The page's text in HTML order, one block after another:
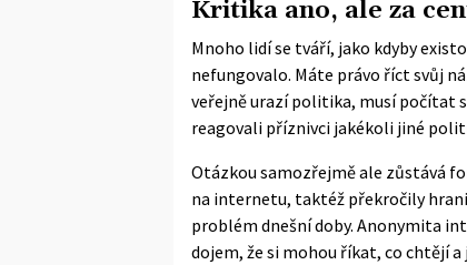
Kritika ano, ale za
Mnoho lidí se tváří, jako kdyby
nefungovalo. Máte právo říct svůj
veřejně urazí politika, musí počítat
reagovali příznivci jakékoli jiné
Otázkou samozřejmě ale zůstává
na internetu, taktéž překročily
problém dnešní doby. Anonymita
dojem, že si mohou říkat, co chtějí a